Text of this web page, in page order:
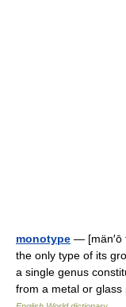
monotype — [män′ō
the only type of its
a single genus
from a metal or